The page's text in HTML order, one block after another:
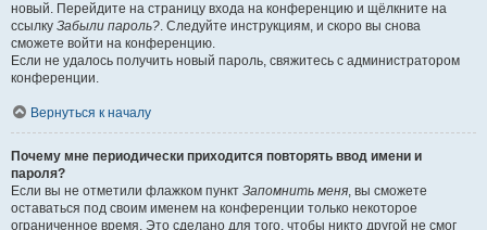
новый. Перейдите на страницу входа на конференцию и щёлкните на
ссылку Забыли пароль?. Следуйте инструкциям, и скоро вы снова
сможете войти на конференцию.
Если не удалось получить новый пароль, свяжитесь с администратором
конференции.
Вернуться к началу
Почему мне периодически приходится повторять ввод имени и
пароля?
Если вы не отметили флажком пункт Запомнить меня, вы сможете
оставаться под своим именем на конференции только некоторое
ограниченное время. Это сделано для того, чтобы никто другой не смог